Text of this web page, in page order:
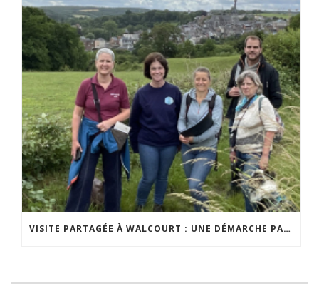
VISITE PARTAGÉE À WALCOURT : UNE DÉMARCHE PARTICIPATIVE ANIMÉE PAR ESPACE ENVIRONNEMENT